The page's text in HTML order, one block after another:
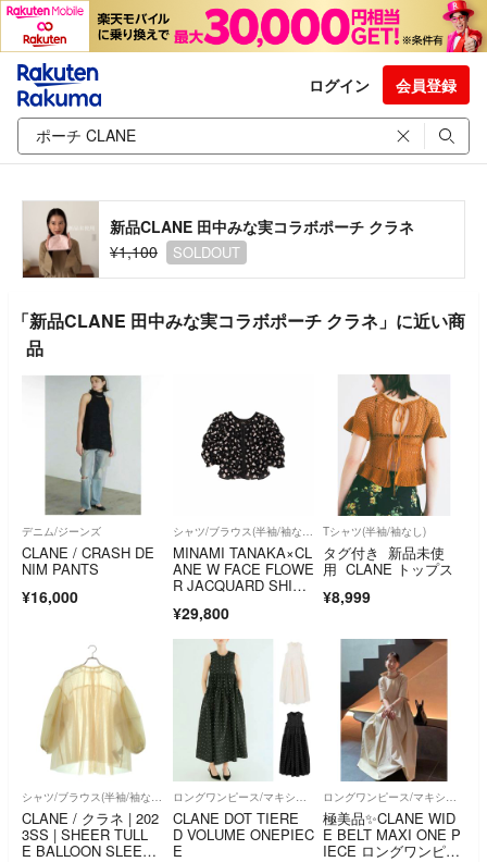
ログイン 会員登録
新品CLANE 田中みな実コラボポーチ クラネ
¥1,100
SOLDOUT
「新品CLANE 田中みな実コラボポーチ クラネ」に近い商
品
デニム/ジーンズ
CLANE / CRASH DE
NIM PANTS
¥16,000
シャツ/ブラウス(半袖/袖なし)
MINAMI TANAKA×CL
ANE W FACE FLOWE
R JACQUARD SHIRR
¥29,800
Tシャツ(半袖/袖なし)
タグ付き 新品未使
用 CLANE トップス
¥8,999
シャツ/ブラウス(半袖/袖なし)
CLANE / クラネ | 202
3SS | SHEER TULL
E BALLOON SLEEV
ロングワンピース/マキシワンピース
CLANE DOT TIERE
D VOLUME ONEPIEC
E
ロングワンピース/マキシワンピース
極美品✨CLANE WID
E BELT MAXI ONE P
IECE ロングワンピー